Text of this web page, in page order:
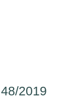
2019